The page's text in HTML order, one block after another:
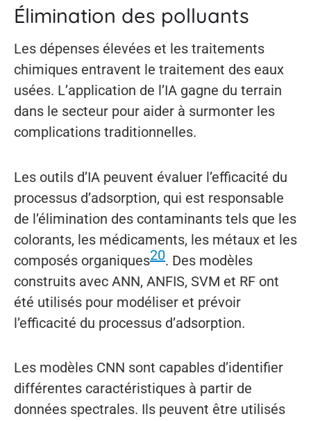
Élimination des polluants
Les dépenses élevées et les traitements
chimiques entravent le traitement des eaux
usées. L’application de l’IA gagne du terrain
dans le secteur pour aider à surmonter les
complications traditionnelles.
Les outils d’IA peuvent évaluer l’efficacité du
processus d’adsorption, qui est responsable
de l’élimination des contaminants tels que les
colorants, les médicaments, les métaux et les
composés organiques20. Des modèles
construits avec ANN, ANFIS, SVM et RF ont
été utilisés pour modéliser et prévoir
l’efficacité du processus d’adsorption.
Les modèles CNN sont capables d’identifier
différentes caractéristiques à partir de
données spectrales. Ils peuvent être utilisés